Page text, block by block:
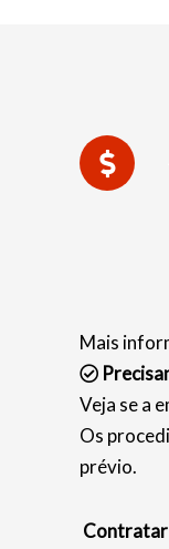
Mais
Veja se a
Os
prévio.
Contratar